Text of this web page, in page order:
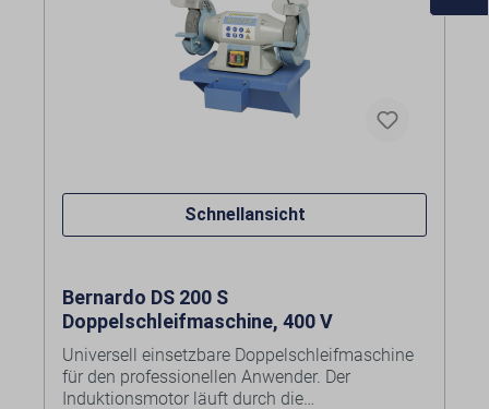
Schnellansicht
Bernardo DS 200 S
Doppelschleifmaschine, 400 V
Universell einsetzbare Doppelschleifmaschine
für den professionellen Anwender. Der
Induktionsmotor läuft durch die